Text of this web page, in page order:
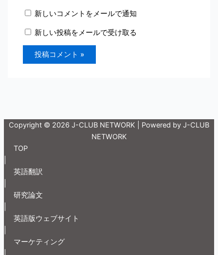
新しいコメントをメールで通知
新しい投稿をメールで受け取る
Copyright © 2026 J-CLUB NETWORK | Powered by J-CLUB
NETWORK
TOP
英語翻訳
研究論文
英語版ウェブサイト
マーケティング